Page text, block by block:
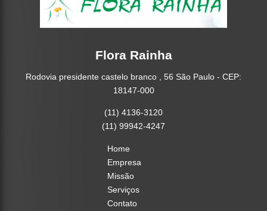
Flora Rainha
Rodovia presidente castelo branco , 56 São Paulo - CEP:
18147-000
(11) 4136-3120
(11) 99942-4247
Home
Empresa
Missão
Serviços
Contato